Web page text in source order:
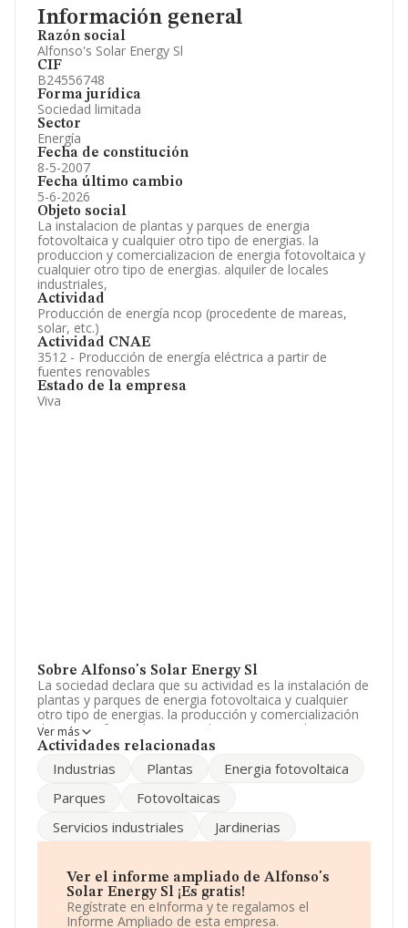
Información general
Razón social
Alfonso's Solar Energy Sl
CIF
B24556748
Forma jurídica
Sociedad limitada
Sector
Energía
Fecha de constitución
8-5-2007
Fecha último cambio
5-6-2026
Objeto social
La instalacion de plantas y parques de energia
fotovoltaica y cualquier otro tipo de energias. la
produccion y comercializacion de energia fotovoltaica y
cualquier otro tipo de energias. alquiler de locales
industriales,
Actividad
Producción de energía ncop (procedente de mareas,
solar, etc.)
Actividad CNAE
3512 - Producción de energía eléctrica a partir de
fuentes renovables
Estado de la empresa
Viva
Sobre Alfonso's Solar Energy Sl
La sociedad declara que su actividad es la instalación de
plantas y parques de energia fotovoltaica y cualquier
otro tipo de energias. la producción y comercialización
de energia fotovoltaica y cualquier otro tipo de energias.
alquiler de locales industriales,. La sociedad está
corresponde a 3512 con código 'Transporte de energía
exteriores.
La compañíaAlfonso's Solar Energy S.L
B24556748, tiene su domicilio social establecido en
Castilla-león.
Con los datos a disposición de INFORMA sobre 46.044
empresas pertenecientes al sector, la facturación en el
Ver más
Actividades relacionadas
Industrias Plantas
Energia fotovoltaica
Parques
Fotovoltaicas
Servicios industriales
Jardinerias
Ver el informe ampliado de Alfonso's
Solar Energy Sl ¡Es gratis!
Regístrate en eInforma y te regalamos el
Informe Ampliado de esta empresa.
Información oficial y registral complementaria.